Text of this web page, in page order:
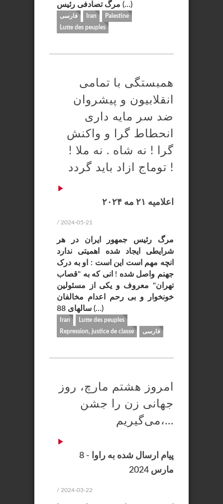
مرگ تصادفی رئیس (…)
فارسی Iran
Palestine
Lutte des peuples
همبستگی با تمامی
انقلابیون و پیشروان
ضد سر مایه داری
انحطاط گرا و واکنش
گرا ! نه شاه . نه ملا !
توماج ازاد باید گردد !
اعلامیه ۲۱ مه ۲۰۲۴
/ 2024-05-21
مرگ رئیس جمهور ایران در هر
شرایطی ایجاد شده اهمیتی ندارد
انچه مهم است این است : او به درک
جهنم واصل شده ! انی که به "قصاب
تهران" معروف و یکی از مسئولین
خونخوار و بی رحم اعدام مخالفان
سالهای 88 (…)
Iran
Lutte des peuples
Repression, justice de classe
فارسی
امروز هشتم مارچ، روز
جهانی زن را جشن
می‌گیریم،...
پیام ارسال شده به راوا - 8
مارس 2024
/ 2024-03-22